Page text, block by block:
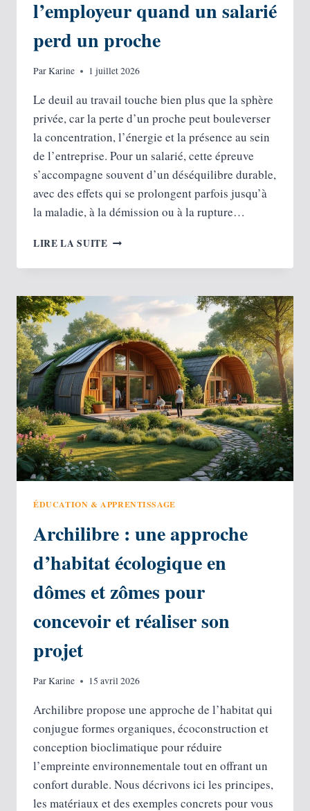
l’employeur quand un salarié
perd un proche
ParKarine 1 juillet 2026
Le deuil au travail touche bien plus que la sphère
privée, car la perte d’un proche peut bouleverser
la concentration, l’énergie et la présence au sein
de l’entreprise. Pour un salarié, cette épreuve
s’accompagne souvent d’un déséquilibre durable,
avec des effets qui se prolongent parfois jusqu’à
la maladie, à la démission ou à la rupture…
LIRE LA SUITE DEUIL
TRAVAIL
RÔLE
L’EMPLOYEUR
QUAND
UN
SALARIÉ
PERD
UN
PROCHE
ÉDUCATION & APPRENTISSAGE
Archilibre : une approche
d’habitat écologique en
dômes et zômes pour
concevoir et réaliser son
projet
ParKarine 15 avril 2026
Archilibre propose une approche de l’habitat qui
conjugue formes organiques, écoconstruction et
conception bioclimatique pour réduire
l’empreinte environnementale tout en offrant un
confort durable. Nous décrivons ici les principes,
les matériaux et des exemples concrets pour vous